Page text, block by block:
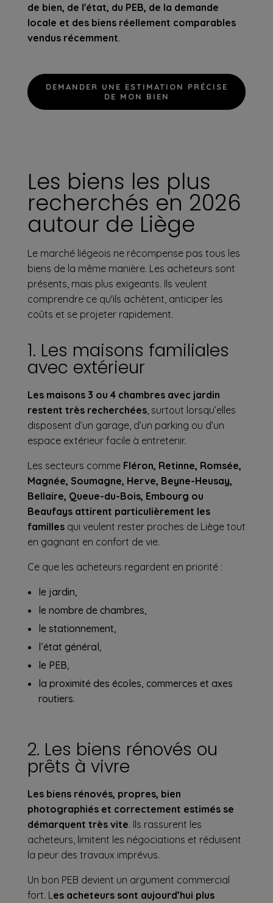
de bien, de l'état, du PEB, de la demande
locale et des biens réellement comparables
vendus récemment.
DEMANDER UNE ESTIMATION PRÉCISE
DE MON BIEN
Les biens les plus
recherchés en 2026
autour de Liège
Le marché liégeois ne récompense pas tous les
biens de la même manière. Les acheteurs sont
présents, mais plus exigeants. Ils veulent
comprendre ce qu'ils achètent, anticiper les
coûts et se projeter rapidement.
1. Les maisons familiales
avec extérieur
Les maisons 3 ou 4 chambres avec jardin
restent très recherchées , surtout lorsqu’elles
disposent d’un garage, d’un parking ou d’un
espace extérieur facile à entretenir.
Les secteurs comme Fléron, Retinne, Romsée,
Magnée, Soumagne, Herve, Beyne-Heusay,
Bellaire, Queue-du-Bois, Embourg ou
Beaufays attirent particulièrement les
familles qui veulent rester proches de Liège tout
en gagnant en confort de vie.
Ce que les acheteurs regardent en priorité :
le jardin,
le nombre de chambres,
le stationnement,
l’état général,
le PEB,
la proximité des écoles, commerces et axes
routiers.
2. Les biens rénovés ou
prêts à vivre
Les biens rénovés, propres, bien
photographiés et correctement estimés se
démarquent très vite. Ils rassurent les
acheteurs, limitent les négociations et réduisent
la peur des travaux imprévus.
Un bon PEB devient un argument commercial
fort. L es acheteurs sont aujourd’hui plus